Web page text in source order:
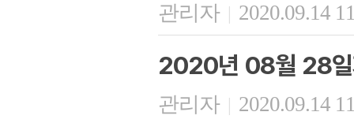
관리자 | 2020.09.14
2020년 08월 28일
관리자 | 2020.09.14